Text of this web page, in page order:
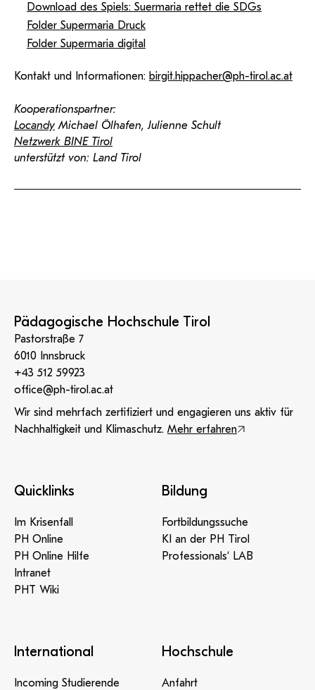
Download des Spiels: Suermaria rettet die SDGs
Folder Supermaria Druck
Folder Supermaria digital
Kontakt und Informationen: birgit.hippacher@ph-tirol.ac.at
Kooperationspartner:
Locandy Michael Ölhafen, Julienne Schult
Netzwerk BINE Tirol
unterstützt von: Land Tirol
Pädagogische Hochschule Tirol
Pastorstraße 7
6010 Innsbruck
+43 512 59923
office@ph-tirol.ac.at
Wir sind mehrfach zertifiziert und engagieren uns aktiv für
Nachhaltigkeit und Klimaschutz. Mehr erfahren
Quicklinks
Im Krisenfall
PH Online
PH Online Hilfe
Intranet
PHT Wiki
Bildung
Fortbildungssuche
KI an der PH Tirol
Professionals‘ LAB
International
Incoming Studierende
Hochschule
Anfahrt